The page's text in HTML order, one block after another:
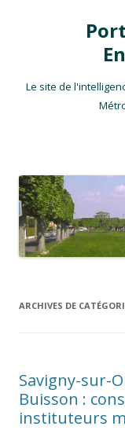
Le site de
ARCHIVES DE
Savigny-sur-
Buisson :
instituteurs